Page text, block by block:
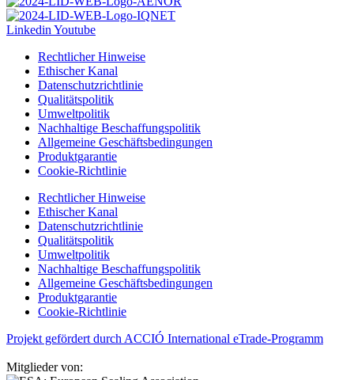
LinkedinYoutube
Rechtlicher Hinweise
Ethischer Kanal
Datenschutzrichtlinie
Qualitätspolitik
Umweltpolitik
Nachhaltige Beschaffungspolitik
Allgemeine Geschäftsbedingungen
Produktgarantie
Cookie-Richtlinie
Rechtlicher Hinweise
Ethischer Kanal
Datenschutzrichtlinie
Qualitätspolitik
Umweltpolitik
Nachhaltige Beschaffungspolitik
Allgemeine Geschäftsbedingungen
Produktgarantie
Cookie-Richtlinie
Projekt gefördert durch ACCIÓ International eTrade-Programm
Mitglieder von: